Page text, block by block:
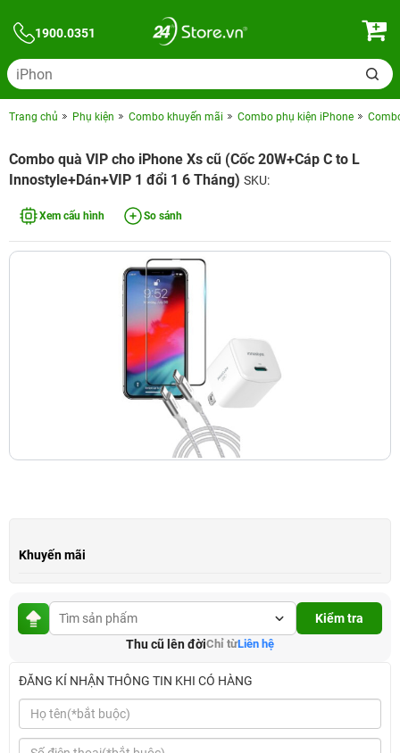
1900.0351
Trang chủ Phụ kiện Combo khuyến mãi Combo phụ kiện iPhone
Combo quà VIP cho iPhone Xs cũ (Cốc 20W+Cáp C to L
Innostyle+Dán+VIP 1 đổi 1 6 Tháng) SKU:
Xem cấu hình So sánh
Khuyến mãi
Kiểm tra
Thu cũ lên đờiChỉ từLiên hệ
ĐĂNG KÍ NHẬN THÔNG TIN KHI CÓ HÀNG